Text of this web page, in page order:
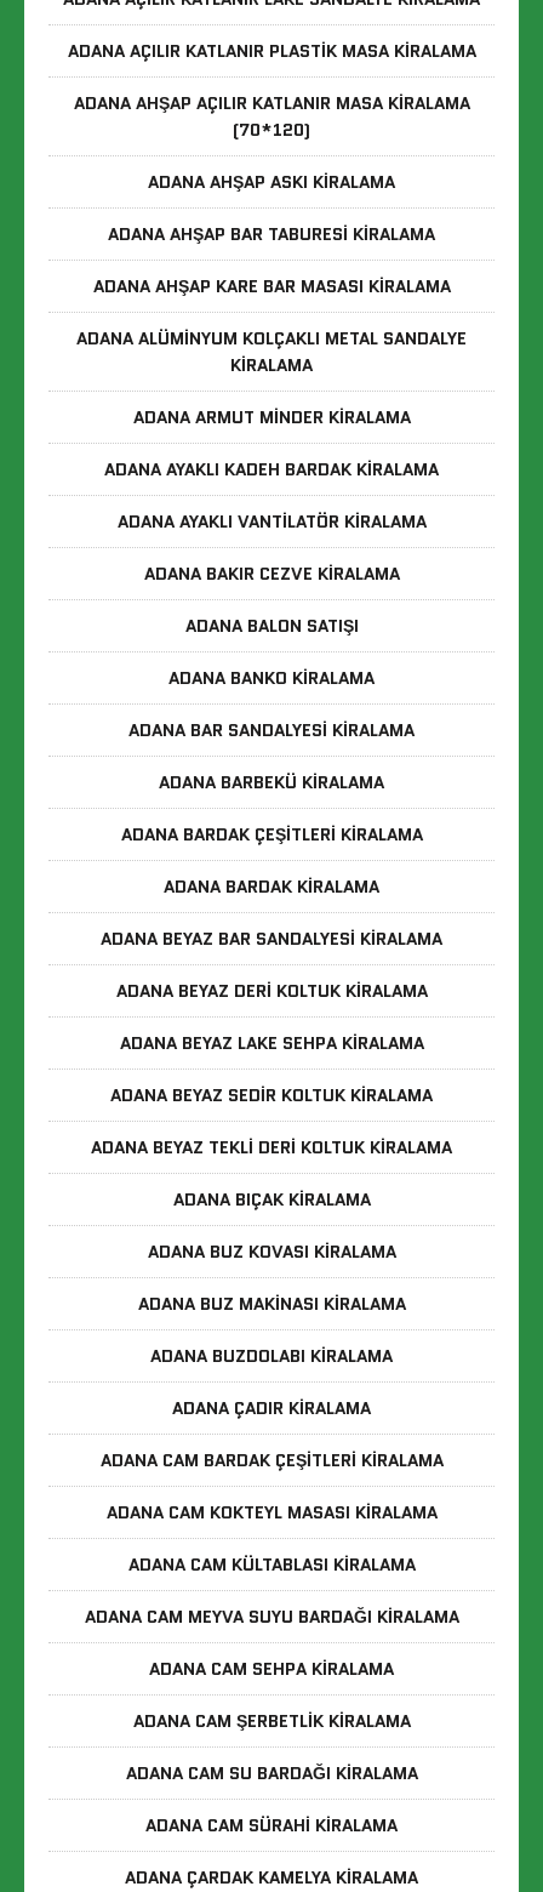
ADANA AÇILIR KATLANIR PLASTIK MASA KIRALAMA
ADANA AHŞAP AÇILIR KATLANIR MASA KIRALAMA
(70*120)
ADANA AHŞAP ASKI KIRALAMA
ADANA AHŞAP BAR TABURESI KIRALAMA
ADANA AHŞAP KARE BAR MASASI KIRALAMA
ADANA ALÜMINYUM KOLÇAKLI METAL SANDALYE
KIRALAMA
ADANA ARMUT MINDER KIRALAMA
ADANA AYAKLI KADEH BARDAK KIRALAMA
ADANA AYAKLI VANTILATÖR KIRALAMA
ADANA BAKIR CEZVE KIRALAMA
ADANA BALON SATIŞI
ADANA BANKO KIRALAMA
ADANA BAR SANDALYESI KIRALAMA
ADANA BARBEKÜ KIRALAMA
ADANA BARDAK ÇEŞITLERI KIRALAMA
ADANA BARDAK KIRALAMA
ADANA BEYAZ BAR SANDALYESI KIRALAMA
ADANA BEYAZ DERI KOLTUK KIRALAMA
ADANA BEYAZ LAKE SEHPA KIRALAMA
ADANA BEYAZ SEDIR KOLTUK KIRALAMA
ADANA BEYAZ TEKLI DERI KOLTUK KIRALAMA
ADANA BIÇAK KIRALAMA
ADANA BUZ KOVASI KIRALAMA
ADANA BUZ MAKINASI KIRALAMA
ADANA BUZDOLABI KIRALAMA
ADANA ÇADIR KIRALAMA
ADANA CAM BARDAK ÇEŞITLERI KIRALAMA
ADANA CAM KOKTEYL MASASI KIRALAMA
ADANA CAM KÜLTABLASI KIRALAMA
ADANA CAM MEYVA SUYU BARDAĞI KIRALAMA
ADANA CAM SEHPA KIRALAMA
ADANA CAM ŞERBETLIK KIRALAMA
ADANA CAM SU BARDAĞI KIRALAMA
ADANA CAM SÜRAHI KIRALAMA
ADANA ÇARDAK KAMELYA KIRALAMA